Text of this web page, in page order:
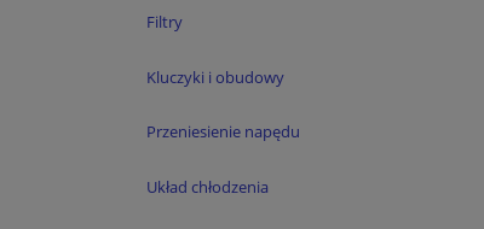
Filtry
Kluczyki i obudowy
Przeniesienie napędu
Układ chłodzenia